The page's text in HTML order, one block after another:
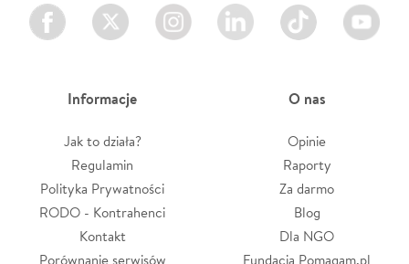
Facebook Twitter Instagram LinkedIn TikTok Youtube
Informacje
Jak to działa?
Regulamin
Polityka Prywatności
RODO - Kontrahenci
Kontakt
Porównanie serwisów
O nas
Opinie
Raporty
Za darmo
Blog
Dla NGO
Fundacja Pomagam.pl